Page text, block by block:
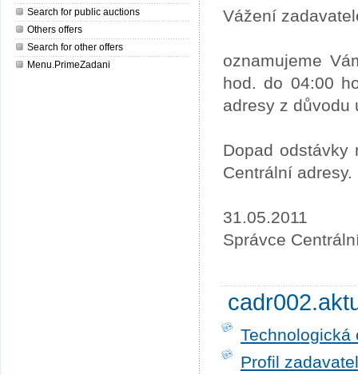
Search for public auctions
Others offers
Search for other offers
Menu.PrimeZadani
Vážení
oznamujeme
hod. do 04:00
adresy z důvodu
Dopad odstávky
Centrální adresy.
31.05.2011
Správce
Technologická
Profil